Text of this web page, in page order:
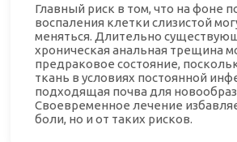
Главный риск в том, что на фоне
воспаления клетки слизистой
меняться. Длительно
хроническая анальная трещина
предраковое состояние,
ткань в условиях постоянной
подходящая почва для
Своевременное лечение
боли, но и от таких рисков.